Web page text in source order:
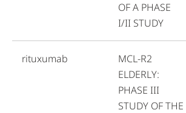
OF A PHASE
I/II STUDY
rituxumab
MCL-R2
ELDERLY:
PHASE III
STUDY OF THE